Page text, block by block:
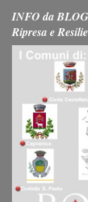
INFO da
Ripresa e